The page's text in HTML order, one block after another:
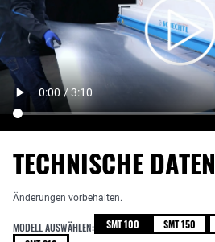
TECHNISCHE DATEN
Änderungen vorbehalten.
MODELL AUSWÄHLEN: SMT 100 SMT 150